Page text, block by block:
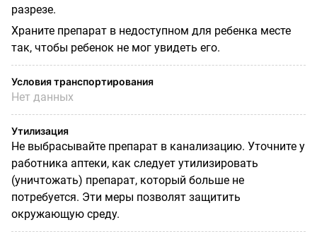
разрезе.
Храните препарат в недоступном для ребенка месте
так, чтобы ребенок не мог увидеть его.
Условия транспортирования
Нет данных
Утилизация
Не выбрасывайте препарат в канализацию. Уточните у
работника аптеки, как следует утилизировать
(уничтожать) препарат, который больше не
потребуется. Эти меры позволят защитить
окружающую среду.